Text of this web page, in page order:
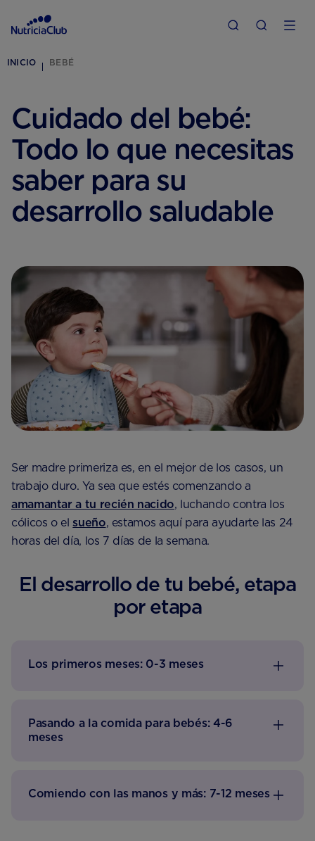
INICIO BEBÉ
Cuidado del bebé:
Todo lo que necesitas
saber para su
desarrollo saludable
Ser madre primeriza es, en el mejor de los casos, un
trabajo duro. Ya sea que estés comenzando a
amamantar a tu recién nacido, luchando contra los
cólicos o elsueño, estamos aquí para ayudarte las 24
horas del día, los 7 días de la semana.
El desarrollo de tu bebé, etapa
por etapa
Los primeros meses: 0-3 meses
Pasando a la comida para bebés: 4-6
meses
Comiendo con las manos y más: 7-12 meses